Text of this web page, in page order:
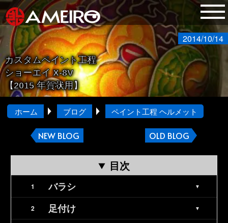
カスタムペイント工程
ショーエイ X-8V
【2015 年賀状用】
2014/10/14
ホーム ブログ ペイント工程 ヘルメット
NEW BLOG OLD BLOG
目次
バラシ
足付け